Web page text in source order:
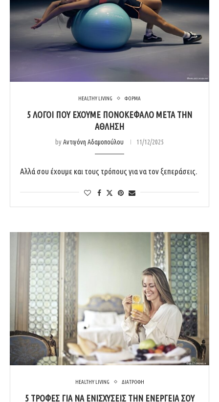
HEALTHY LIVING ΦΟΡΜΑ
5 ΛΌΓΟΙ ΠΟΥ ΈΧΟΥΜΕ ΠΟΝΟΚΈΦΑΛΟ ΜΕΤΆ ΤΗΝ
ΆΘΛΗΣΗ
byΑντιγόνη Αδαμοπούλου 11/12/2025
Αλλά σου έχουμε και τους τρόπους για να τον ξεπεράσεις.
HEALTHY LIVING ΔΙΑΤΡΟΦΗ
5 ΤΡΟΦΈΣ ΓΙΑ ΝΑ ΕΝΙΣΧΎΣΕΙΣ ΤΗΝ ΕΝΈΡΓΕΙΑ ΣΟΥ